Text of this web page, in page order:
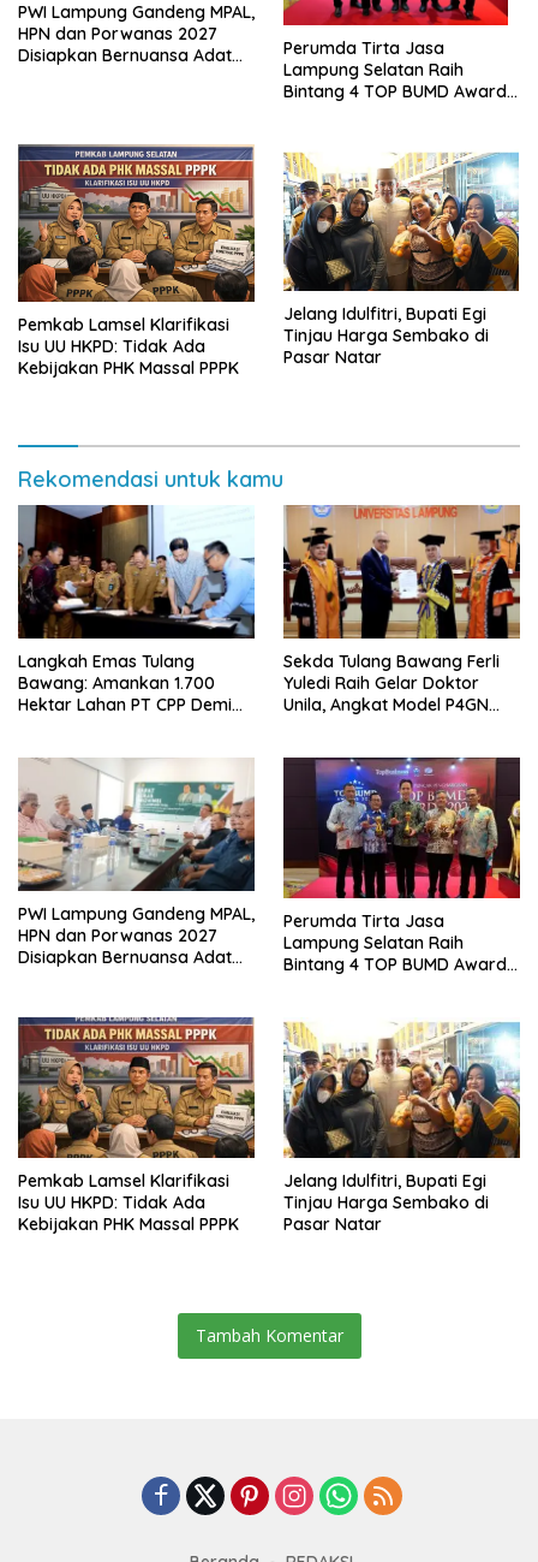
PWI Lampung Gandeng MPAL,
HPN dan Porwanas 2027
Disiapkan Bernuansa Adat
Perumda Tirta Jasa
Lampung Selatan Raih
Bintang 4 TOP BUMD Awards
Pemkab Lamsel Klarifikasi
Isu UU HKPD: Tidak Ada
Kebijakan PHK Massal PPPK
Jelang Idulfitri, Bupati Egi
Tinjau Harga Sembako di
Pasar Natar
Rekomendasi untuk kamu
Langkah Emas Tulang
Bawang: Amankan 1.700
Hektar Lahan PT CPP Demi
Sekda Tulang Bawang Ferli
Yuledi Raih Gelar Doktor
Unila, Angkat Model P4GN
PWI Lampung Gandeng MPAL,
HPN dan Porwanas 2027
Disiapkan Bernuansa Adat
Perumda Tirta Jasa
Lampung Selatan Raih
Bintang 4 TOP BUMD Awards
Pemkab Lamsel Klarifikasi
Isu UU HKPD: Tidak Ada
Kebijakan PHK Massal PPPK
Jelang Idulfitri, Bupati Egi
Tinjau Harga Sembako di
Pasar Natar
Tambah Komentar